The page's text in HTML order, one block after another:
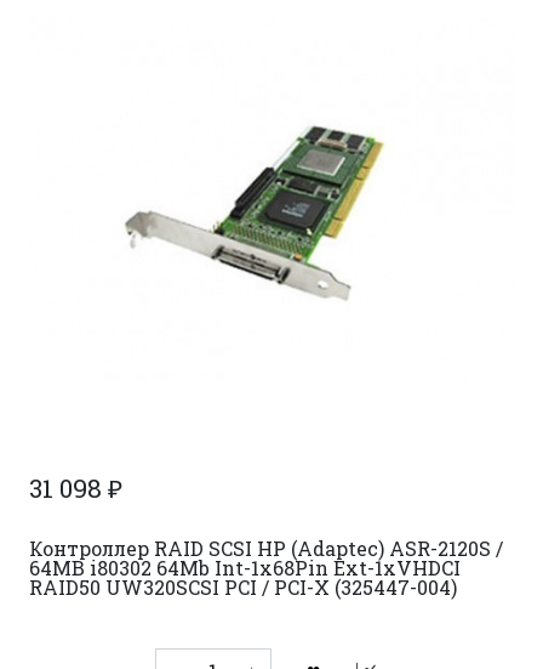
31 098 ₽
Контроллер RAID SCSI HP (Adaptec) ASR-2120S /
64MB i80302 64Mb Int-1x68Pin Ext-1xVHDCI
RAID50 UW320SCSI PCI / PCI-X (325447-004)
Количество